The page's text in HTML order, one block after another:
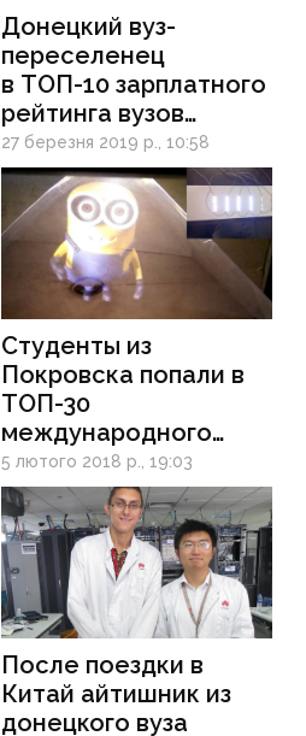
Донецкий вуз-
переселенец
в ТОП-10 зарплатного
рейтинга вузов
Украины
27 березня 2019 р., 10:58
Cтуденты из
Покровска попали в
ТОП-30
международного
конкурса xplore New
Automation Award
5 лютого 2018 р., 19:03
После поездки в
Китай айтишник из
донецкого вуза